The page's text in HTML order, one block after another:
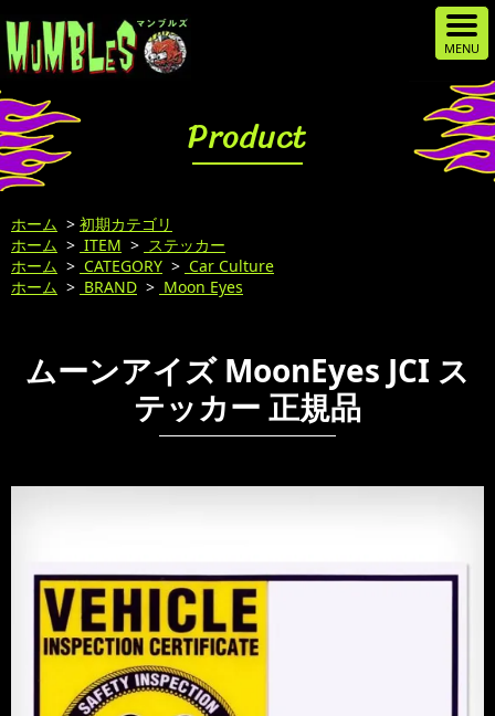
Product
ホーム > 初期カテゴリ
ホーム > ITEM > ステッカー
ホーム > CATEGORY > Car Culture
ホーム > BRAND > Moon Eyes
ムーンアイズ MoonEyes JCI ス
テッカー 正規品